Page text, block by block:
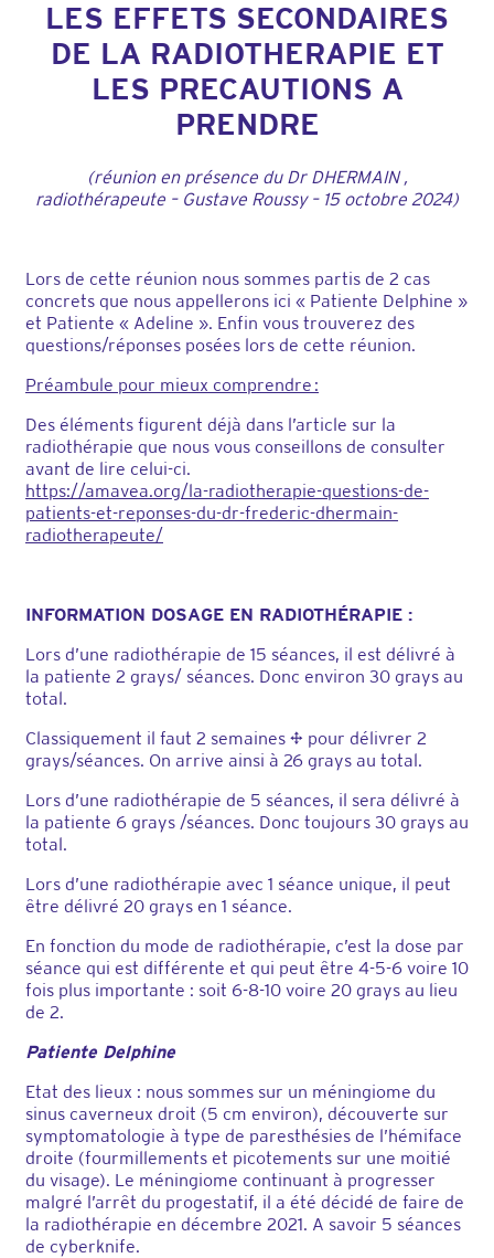
LES EFFETS SECONDAIRES
DE LA RADIOTHERAPIE ET
LES PRECAUTIONS A
PRENDRE
(réunion en présence du Dr DHERMAIN ,
radiothérapeute – Gustave Roussy – 15 octobre 2024)
Lors de cette réunion nous sommes partis de 2 cas
concrets que nous appellerons ici « Patiente Delphine »
et Patiente « Adeline ». Enfin vous trouverez des
questions/réponses posées lors de cette réunion.
Préambule pour mieux comprendre :
Des éléments figurent déjà dans l’article sur la
radiothérapie que nous vous conseillons de consulter
avant de lire celui-ci.
https://amavea.org/la-radiotherapie-questions-de-
patients-et-reponses-du-dr-frederic-dhermain-
radiotherapeute/
INFORMATION DOSAGE EN RADIOTHÉRAPIE :
Lors d’une radiothérapie de 15 séances, il est délivré à
la patiente 2 grays/ séances. Donc environ 30 grays au
total.
Classiquement il faut 2 semaines ½ pour délivrer 2
grays/séances. On arrive ainsi à 26 grays au total.
Lors d’une radiothérapie de 5 séances, il sera délivré à
la patiente 6 grays /séances. Donc toujours 30 grays au
total.
Lors d’une radiothérapie avec 1 séance unique, il peut
être délivré 20 grays en 1 séance.
En fonction du mode de radiothérapie, c’est la dose par
séance qui est différente et qui peut être 4-5-6 voire 10
fois plus importante : soit 6-8-10 voire 20 grays au lieu
de 2.
Patiente Delphine
Etat des lieux : nous sommes sur un méningiome du
sinus caverneux droit (5 cm environ), découverte sur
symptomatologie à type de paresthésies de l’hémiface
droite (fourmillements et picotements sur une moitié
du visage). Le méningiome continuant à progresser
malgré l’arrêt du progestatif, il a été décidé de faire de
la radiothérapie en décembre 2021. A savoir 5 séances
de cyberknife.